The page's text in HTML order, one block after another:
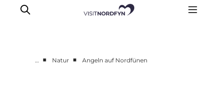
… ■ Natur ■ Angeln auf Nordfünen